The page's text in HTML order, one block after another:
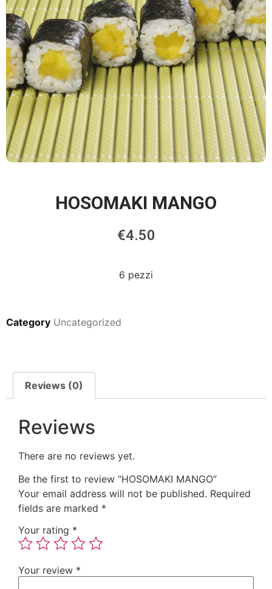
HOSOMAKI MANGO
€4.50
6 pezzi
Category Uncategorized
Reviews (0)
Reviews
There are no reviews yet.
Be the first to review “HOSOMAKI MANGO”
Your email address will not be published. Required
fields are marked *
Your rating *
Your review *